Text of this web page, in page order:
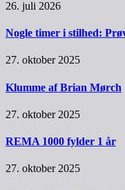
26. juli 2026
Nogle timer i stilhed:
27. oktober 2025
Klumme af Brian Mørch
27. oktober 2025
REMA 1000 fylder 1 år
27. oktober 2025